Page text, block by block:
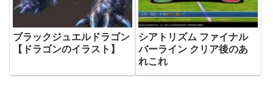
ブラックジュエルドラゴン
【ドラゴンのイラスト】
シアトリズム ファイナル
バーライン クリア後のあ
れこれ